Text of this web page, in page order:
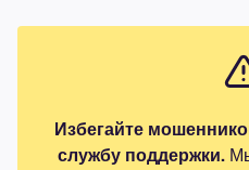
Избегайте
службу поддержки.Мы